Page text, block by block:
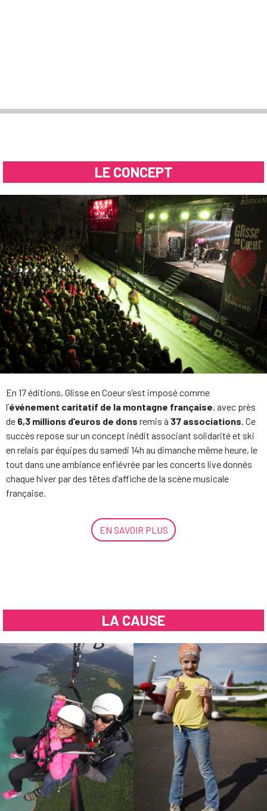
LE CONCEPT
En 17 éditions, Glisse en Coeur s’est imposé comme
l’événement caritatif de la montagne française, avec près
de 6,3 millions d’euros de dons remis à 37 associations. Ce
succès repose sur un concept inédit associant solidarité et ski
en relais par équipes du samedi 14h au dimanche même heure, le
tout dans une ambiance enfiévrée par les concerts live donnés
chaque hiver par des têtes d’affiche de la scène musicale
française.
EN SAVOIR PLUS
LA CAUSE